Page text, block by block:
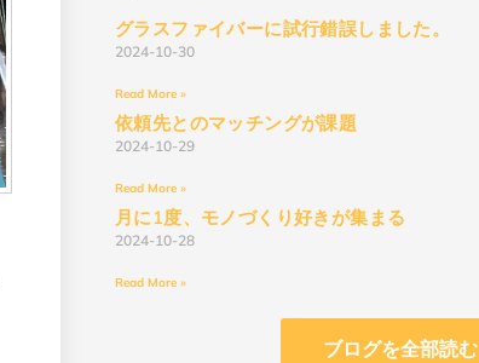
グラスファイバーに試行錯誤しました。
2024-10-30
Read More »
依頼先とのマッチングが課題
2024-10-29
Read More »
月に1度、モノづくり好きが集まる
2024-10-28
Read More »
ブログを全部読む